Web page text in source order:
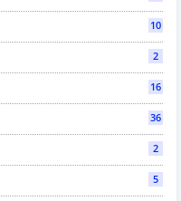
10
2
16
36
2
5